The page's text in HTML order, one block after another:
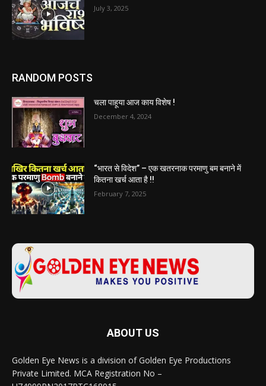
July 3, 2025
RANDOM POSTS
चला पाहूया आज काय विशेष !
December 4, 2024
“भारत से विदेश” – एक खतरनाक परमाणु बम बनाने में
कितना खर्च आता है !!
February 7, 2025
ABOUT US
Golden Eye News is a division of Golden Eye Productions
Private Limited. MCA Registration No –